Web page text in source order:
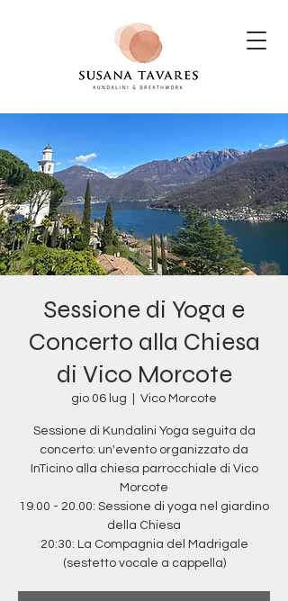
Sessione di Yoga e
Concerto alla Chiesa
di Vico Morcote
gio 06 lug Vico Morcote
Sessione di Kundalini Yoga seguita da
concerto: un'evento organizzato da
InTicino alla chiesa parrocchiale di Vico
Morcote
19.00 - 20.00: Sessione di yoga nel giardino
della Chiesa
20:30: La Compagnia del Madrigale
(sestetto vocale a cappella)